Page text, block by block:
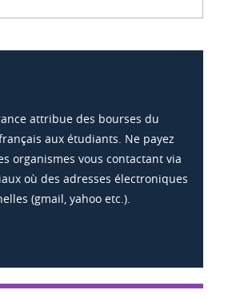
attribue des bourses du
aux étudiants. Ne payez
organismes vous contactant via
où des adresses électroniques
(gmail, yahoo etc.).